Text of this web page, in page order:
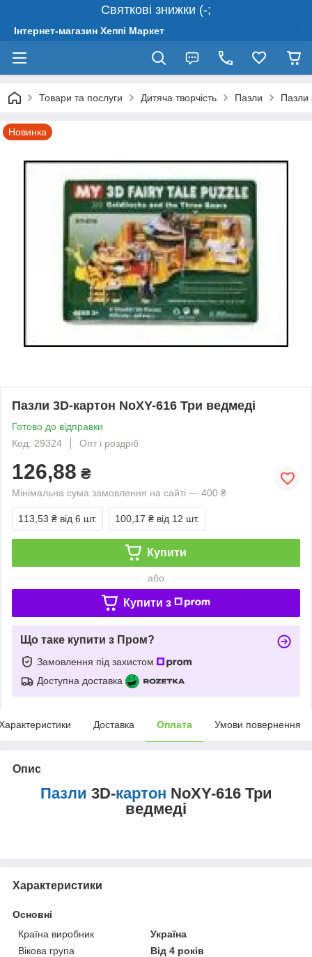
Святкові знижки (-;
Інтернет-магазин Хеппі Маркет
Товари та послуги Дитяча творчість Пазли Пазли
Новинка
Пазли 3D-картон NoXY-616 Три ведмеді
Готово до відправки
Код: 29324
Опт і роздріб
126,88 ₴
Мінімальна сума замовлення на сайті — 400 ₴
113,53 ₴ від 6 шт. 100,17 ₴ від 12 шт.
Купити
або
Купити з
Що таке купити з Пром?
Замовлення під захистом
Доступна доставка
Доставка Оплата Умови повернення
Опис
Пазли 3D-картон NoXY-616 Три
ведмеді
Характеристики
Основні
Країна виробник
Україна
Вікова група
Від 4 років